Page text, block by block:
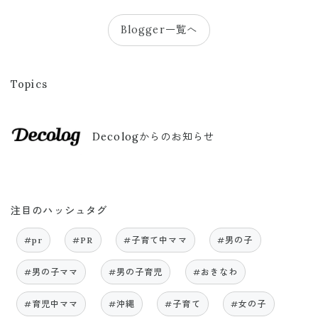
Blogger一覧へ
Topics
Decologからのお知らせ
注目のハッシュタグ
#pr #PR #子育て中ママ #男の子
#男の子ママ #男の子育児 #おきなわ
#育児中ママ #沖縄 #子育て #女の子